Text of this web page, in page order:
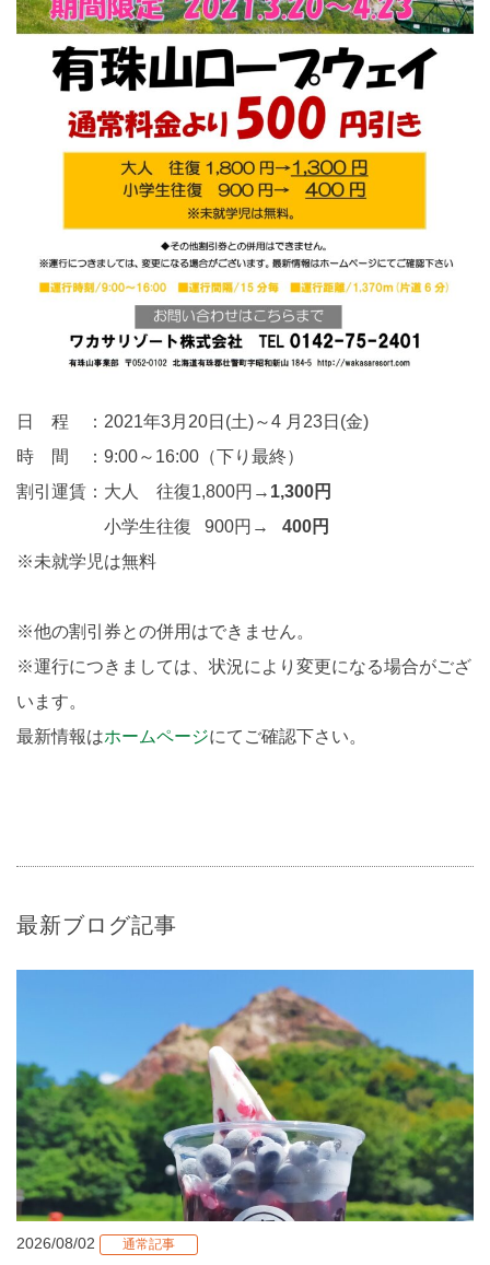
日 程 ：2021年3月20日(土)～4 月23日(金)
時 間 ：9:00～16:00（下り最終）
割引運賃：大人 往復1,800円→ 1,300円
小学生往復 900円→ 400円
※未就学児は無料
※他の割引券との併用はできません。
※運行につきましては、状況により変更になる場合がござ
います。
最新情報はホームページにてご確認下さい。
最新ブログ記事
2026/08/02 通常記事